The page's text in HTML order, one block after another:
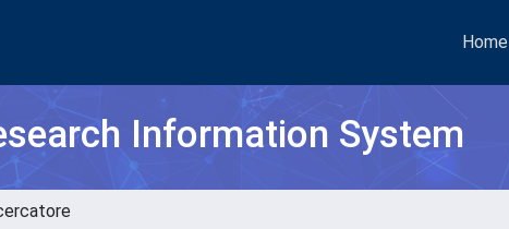
Home
Information System